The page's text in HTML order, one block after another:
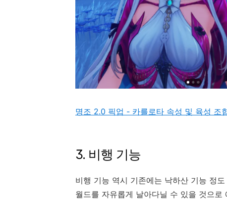
명조 2.0 픽업 - 카를로타 속성 및 육성 조
3. 비행 기능
비행 기능 역시 기존에는 낙하산 기능 정
월드를 자유롭게 날아다닐 수 있을 것으